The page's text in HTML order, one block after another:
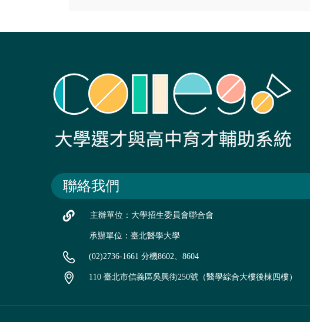
聯絡我們
主辦單位：大學招生委員會聯合會
承辦單位：臺北醫學大學
(02)2736-1661 分機8602、8604
110 臺北市信義區吳興街250號（醫學綜合大樓後棟四樓）